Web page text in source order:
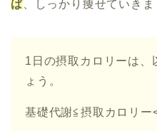
ば、しっかり痩せていきま
1日の摂取カロリーは、
ょう。
基礎代謝≦摂取カロリー